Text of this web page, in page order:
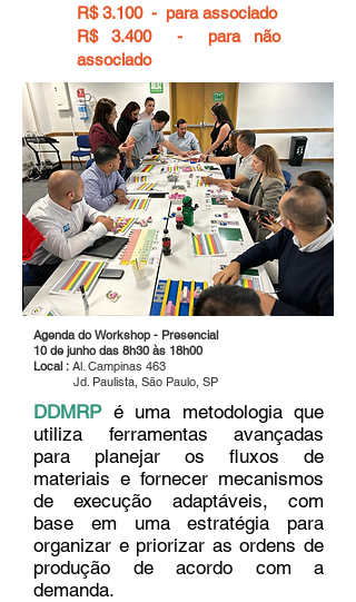
R$ 3.100 - para associado
R$ 3.400 - para não
associado
Agenda do Workshop - Presencial
10 de junho das 8h30 às 18h00
Local : Al. Campinas 463
Jd. Paulista, São Paulo, SP
DDMRPé uma metodologia que
utiliza ferramentas avançadas
para planejar os fluxos de
materiais e fornecer mecanismos
de execução adaptáveis, com
base em uma estratégia para
organizar e priorizar as ordens de
produção de acordo com a
demanda.